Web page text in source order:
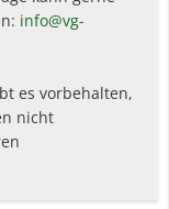
info@vg-
es vorbehalten,
nicht